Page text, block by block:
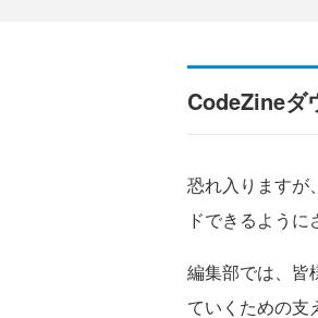
CodeZineダ
恐れ入りますが
ドできるように
編集部では、皆
ていくための支